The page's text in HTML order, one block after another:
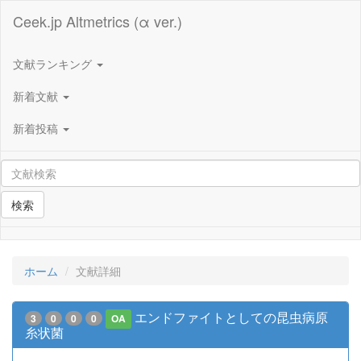
Ceek.jp Altmetrics (α ver.)
文献ランキング
新着文献
新着投稿
検索
ホーム 文献詳細
3 0 0 0 OA
エンドファイトとしての昆虫病原
糸状菌